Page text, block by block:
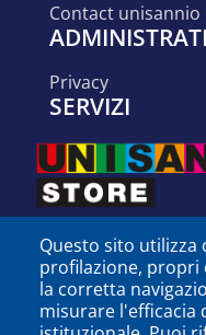
contact unisannio
privacy
SERVIZI
Questo sito utilizza
profilazione, propri
la corretta
misurare l'efficacia